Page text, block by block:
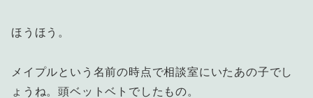
ほうほう。
メイプルという名前の時点で相談室にいたあの子でし
ょうね。頭ベットベトでしたもの。